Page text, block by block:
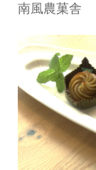
南風農菓舎